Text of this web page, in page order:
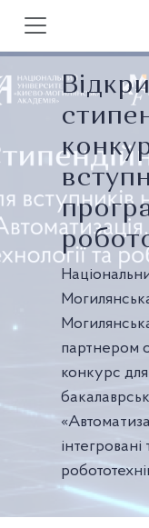
партнером
конкурс
інтегровані